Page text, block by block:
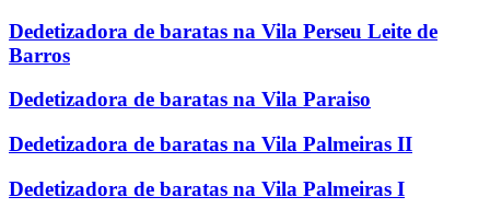
Dedetizadora de baratas na Vila Perseu Leite de
Barros
Dedetizadora de baratas na Vila Paraiso
Dedetizadora de baratas na Vila Palmeiras II
Dedetizadora de baratas na Vila Palmeiras I